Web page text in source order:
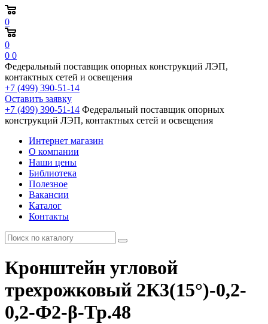
0
0
0 0
Федеральный поставщик опорных конструкций ЛЭП,
контактных сетей и освещения
+7 (499) 390-51-14
Оставить заявку
+7 (499) 390-51-14 Федеральный поставщик опорных
конструкций ЛЭП, контактных сетей и освещения
Интернет магазин
О компании
Наши цены
Библиотека
Полезное
Вакансии
Каталог
Контакты
Кронштейн угловой
трехрожковый 2К3(15°)-0,2-
0,2-Ф2-β-Тр.48